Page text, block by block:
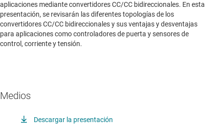
aplicaciones mediante convertidores CC/CC bidireccionales. En esta
presentación, se revisarán las diferentes topologías de los
convertidores CC/CC bidireccionales y sus ventajas y desventajas
para aplicaciones como controladores de puerta y sensores de
control, corriente y tensión.
Medios
Descargar la presentación